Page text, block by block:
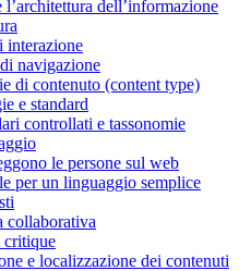
dell’informazione
interazione
navigazione
di contenuto (content type)
e standard
controllati e tassonomie
le persone sul web
per un linguaggio semplice
collaborativa
critique
e localizzazione dei contenuti